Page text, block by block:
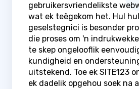
gebruikersvriendelikste
wat ek teëgekom het. Hul
geselstegnici is besonder
die proses om 'n
te skep ongelooflik
kundigheid en
uitstekend. Toe ek SITE123
ek dadelik opgehou soek na